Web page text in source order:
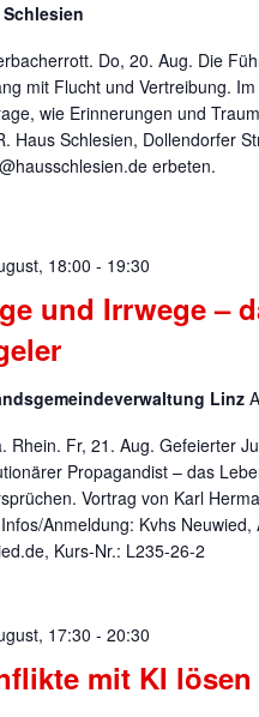
Schlesien
Do, 20. Aug. Die
mit Flucht und Vertreibung.
wie Erinnerungen und
Haus Schlesien, Dollendorfer
erbeten.
und Irrwege –
18:00 - 19:30
Linz
Rhein. Fr, 21. Aug. Gefeierter
Propagandist – das
Vortrag von Karl
Anmeldung: Kvhs
Kurs-Nr.: L235-26-2
mit KI
17:30 - 20:30